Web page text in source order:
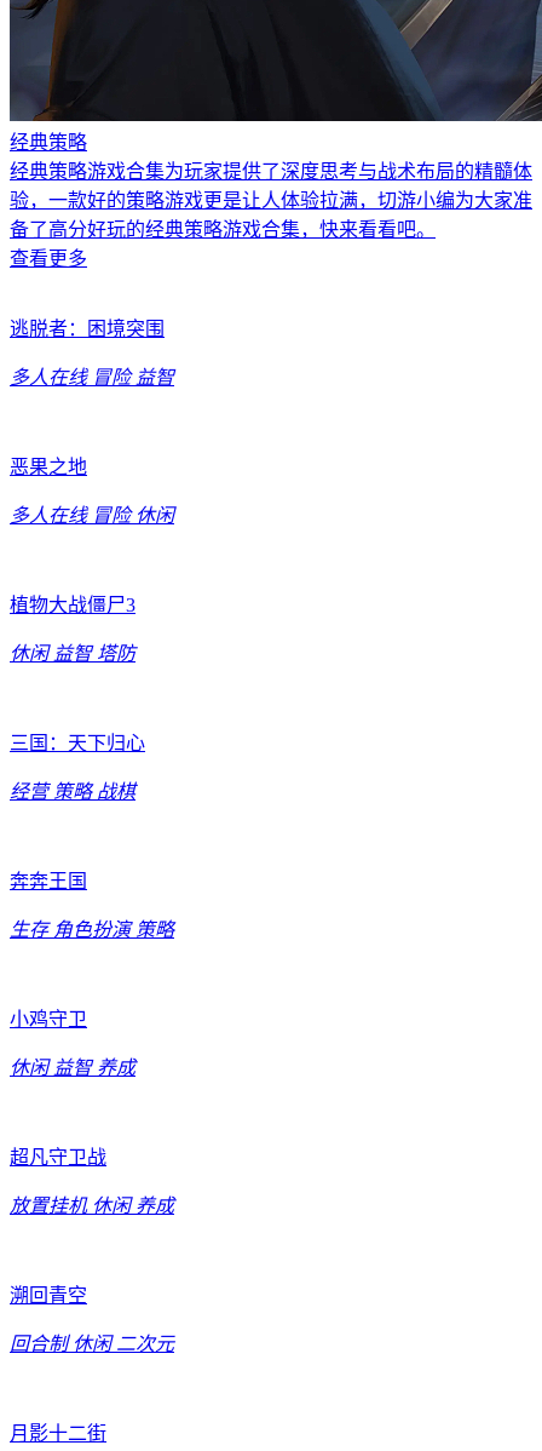
经典策略
经典策略游戏合集为玩家提供了深度思考与战术布局的精髓体
验，一款好的策略游戏更是让人体验拉满，切游小编为大家准
备了高分好玩的经典策略游戏合集，快来看看吧。
查看更多
逃脱者：困境突围
多人在线 冒险 益智
恶果之地
多人在线 冒险 休闲
植物大战僵尸3
休闲 益智 塔防
三国：天下归心
经营 策略 战棋
奔奔王国
生存 角色扮演 策略
小鸡守卫
休闲 益智 养成
超凡守卫战
放置挂机 休闲 养成
溯回青空
回合制 休闲 二次元
月影十二街